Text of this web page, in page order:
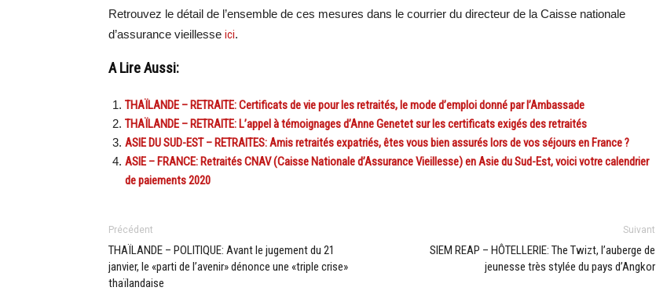
Retrouvez le détail de l’ensemble de ces mesures dans le courrier du directeur de la Caisse nationale
d’assurance vieillesse ici.
A Lire Aussi:
THAÏLANDE – RETRAITE: Certificats de vie pour les retraités, le mode d’emploi donné par l’Ambassade
THAÏLANDE – RETRAITE: L’appel à témoignages d’Anne Genetet sur les certificats exigés des retraités
ASIE DU SUD-EST – RETRAITES: Amis retraités expatriés, êtes vous bien assurés lors de vos séjours en France ?
ASIE – FRANCE: Retraités CNAV (Caisse Nationale d’Assurance Vieillesse) en Asie du Sud-Est, voici votre calendrier
de paiements 2020
Précédent
THAÏLANDE – POLITIQUE: Avant le jugement du 21
janvier, le «parti de l’avenir» dénonce une «triple crise»
thaïlandaise
Suivant
SIEM REAP – HÔTELLERIE: The Twizt, l’auberge de
jeunesse très stylée du pays d’Angkor